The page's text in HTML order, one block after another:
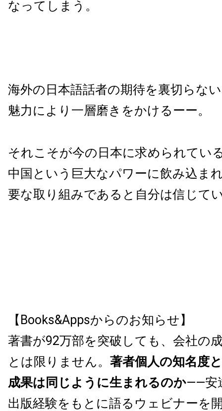
なってしまう。
海外の日本語話者の期待を裏切らな
魅力により一層磨きをかけるーー。
それこそが今の日本に求められてい
中国という巨大なパワーに飲み込ま
要な取り組みであると自分は信じて
【Books&Appsからのお知らせ】
著書が92万部を突破しても、会社の
とは限りません。 著者個人の知名度
成果は同じように生まれるのか——安
出版経験をもとに語るウェビナーを